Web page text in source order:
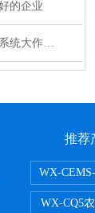
的企业
智能虫情测报站—小系统大作用：智能化虫情监测如何助力现代农业降本增效
推荐
WX-
WX-CQ5